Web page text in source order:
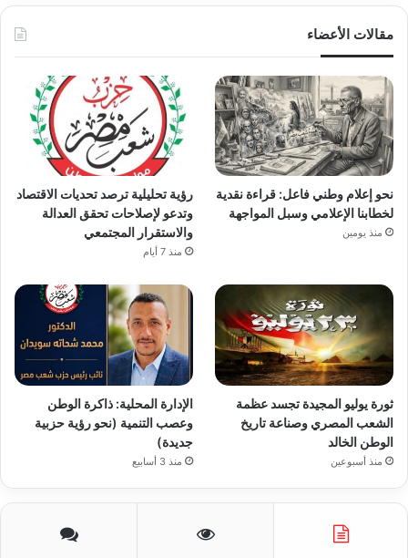
مقالات الأعضاء
نحو إعلام وطني فاعل: قراءة نقدية
لخطابنا الإعلامي وسبل المواجهة
منذ يومين
رؤية تحليلية ترصد تحديات الاقتصاد
وتدعو لإصلاحات تحقق العدالة
والاستقرار المجتمعي
منذ 7 أيام
ثورة يوليو المجيدة تجسد عظمة
الشعب المصري وصناعة تاريخ
الوطن الخالد
منذ أسبوعين
الإدارة المحلية: ذاكرة الوطن
وعصب التنمية (نحو رؤية حزبية
جديدة)
منذ 3 أسابيع